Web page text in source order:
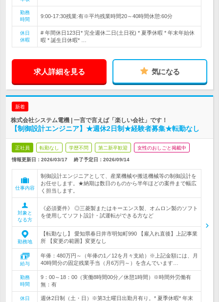
勤務
時間
9:00-17:30残業:有※平均残業時間20～40時間休憩:60分
休日
休暇
# 年間休日123日* 完全週休二日(土日祝) * 夏季休暇 * 年末年始休
暇 * 誕生日休暇* …
求人詳細を見る 気になる
新着
株式会社システム電機 | 一言で言えば「楽しい会社」です！
【制御設計エンジニア】★週休2日制★経験者募集★転勤なし
正社員 転勤なし 学歴不問 第二新卒歓迎 女性のおしごと掲載中
情報更新日：2026/03/17 終了予定日： 2026/09/14
仕事内容
制御設計エンジニアとして、産業機械や搬送機械等の制御設計を
お任せします。★納期は数日のものから半年ほどの案件まで幅広
く担当します。
対象と
なる方
《必須要件》 ◎三菱製またはキーエンス製、オムロン製のソフト
を使用してソフト設計・試運転ができる方など
勤務地
【転勤なし】 愛知県春日井市明知町990 【雇入れ直後】上記事業
所 【変更の範囲】変更なし
給与
年俸：480万円～（年俸の1／12を月々支給）※上記金額には、月
40時間分の固定残業手当（月6万円～）を含んでいます…
勤務
時間
9：00～18：00（実働8時間00分／休憩1時間）※時間外労働有
無：有
休日
週休2日制（土・日）※第3土曜日出勤月有り。* 夏季休暇* 年末